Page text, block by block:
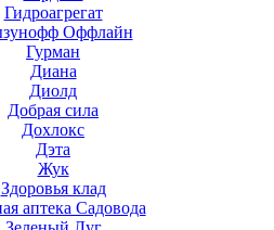
Гидроагрегат
Оффлайн
Гурман
Диана
Диолд
Добрая сила
Дохлокс
Дэта
Жук
Здоровья клад
аптека Садовода